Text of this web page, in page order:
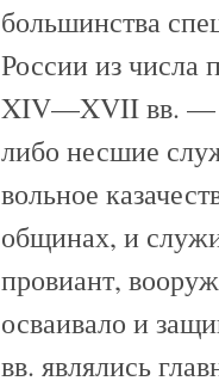
большинства
России из
XIV—XVII вв. —
либо несшие
вольное
общинах, и
провиант,
осваивало и
вв. являлись